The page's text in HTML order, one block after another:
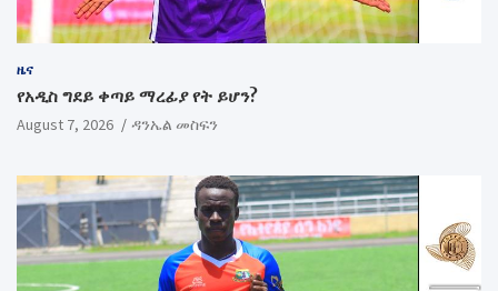
ዜና
የአዲስ ግደይ ቀጣይ ማረፊያ የት ይሆን?
August 7, 2026 ዳንኤል መስፍን